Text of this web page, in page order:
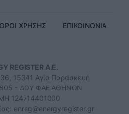
ΟΡΟΙ ΧΡΗΣΗΣ ΕΠΙΚΟΙΝΩΝΙΑ
REGISTER Α.Ε.
15341 Αγία Παρασκευή
- ΔΟΥ ΦΑΕ ΑΘΗΝΩΝ
124714401000
enreg@energyregister.gr